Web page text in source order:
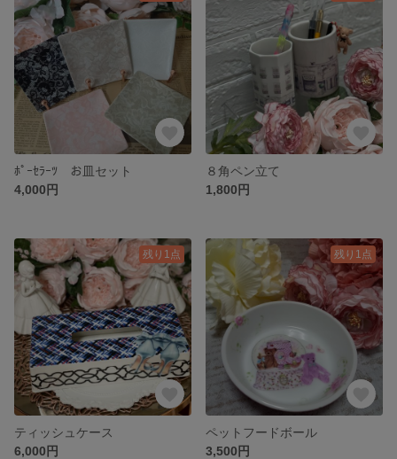
ﾎﾟｰｾﾗｰﾂ お皿セット
4,000円
８角ペン立て
1,800円
残り1点
ティッシュケース
6,000円
残り1点
ペットフードボール
3,500円